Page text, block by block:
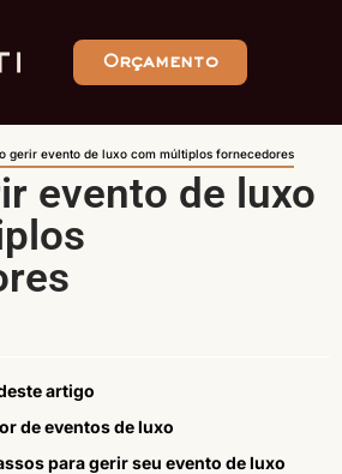
Orçamento
gerir evento de luxo com múltiplos fornecedores
evento de luxo
artigo
de eventos de luxo
para gerir seu evento de luxo